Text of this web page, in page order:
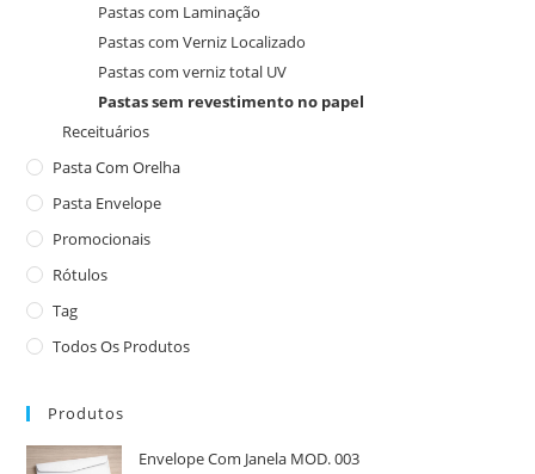
Pastas com Laminação
Pastas com Verniz Localizado
Pastas com verniz total UV
Pastas sem revestimento no papel
Receituários
Pasta Com Orelha
Pasta Envelope
Promocionais
Rótulos
Tag
Todos Os Produtos
Produtos
Envelope Com Janela MOD. 003